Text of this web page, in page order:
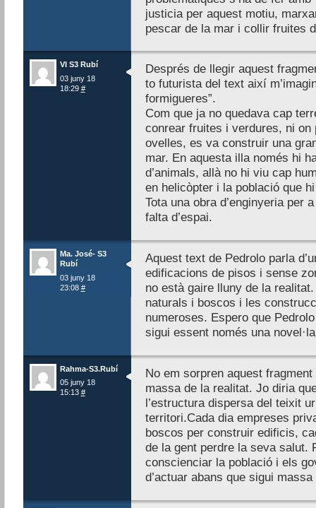
justicia per aquest motiu,
pescar de la mar i collir fruites
VI S3 Rubí
03 juny 18
18:29 #
Després de llegir aquest
to futurista del text així
formigueres”.
Com que ja no quedava cap
conrear fruites i verdures, ni
ovelles, es va construir una
mar. En aquesta illa només hi
d’animals, allà no hi viu cap
en helicòpter i la població que
Tota una obra d’enginyeria per
falta d’espai.
Ma. José- S3
Rubí
03 juny 18
23:08 #
Aquest text de Pedrolo parla
edificacions de pisos i sense
no està gaire lluny de la
naturals i boscos i les
numeroses. Espero que
sigui essent només una
Rahma-S3.Rubí
05 juny 18
15:13 #
No em sorpren aquest
massa de la realitat. Jo diria
l’estructura dispersa del teixit
territori.Cada dia empreses
boscos per construir edificis,
de la gent perdre la seva salut.
conscienciar la població i els
d’actuar abans que sigui massa